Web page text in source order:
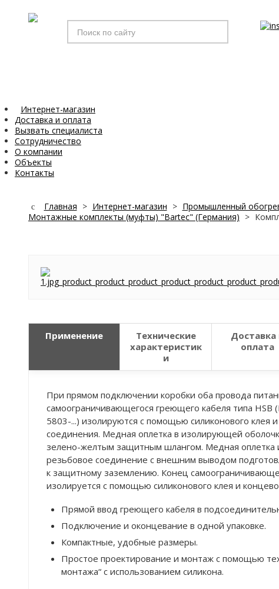
Интернет-магазин
Доставка и оплата
Вызвать специалиста
Сотрудничество
О компании
Объекты
Контакты
Главная > Интернет-магазин > Промышленный
Монтажные комплекты (муфты) "Bartec" (Германия) >
Применение
Технические
характеристик
и
Доставка
оплата
При прямом подключении коробки оба провода
самоограничивающегося греющего кабеля типа HSB
5803-...) изолируются с помощью силиконового клея и
соединения. Медная оплетка в изолирующей
зелено-желтым защитным шлангом. Медная оплетка
резьбовое соединение с внешним выводом
к защитному заземлению. Конец
изолируется с помощью силиконового клея и
Прямой ввод греющего кабеля в
Подключение и оконцевание в одной упаковке.
Компактные, удобные размеры.
Простое проектирование и монтаж с помощью
монтажа“ с использованием силикона.